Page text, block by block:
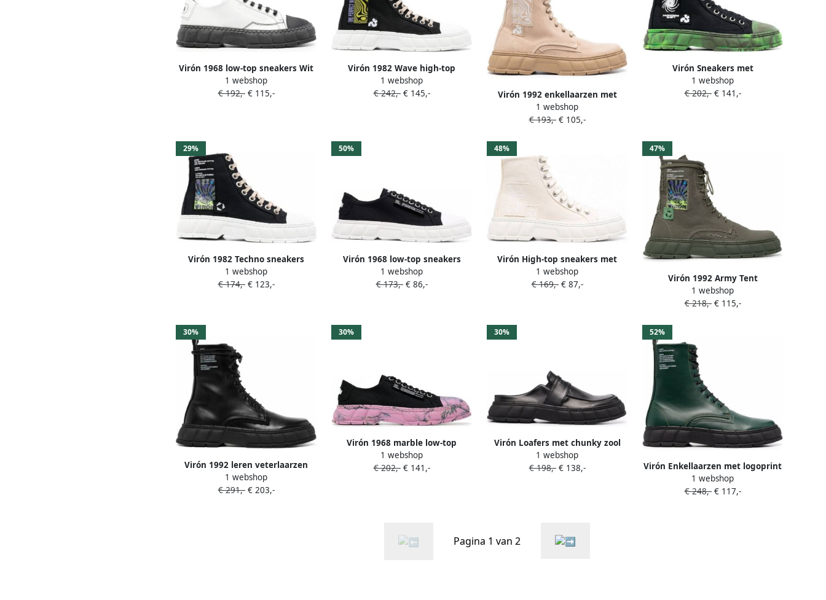
Virón 1968 low-top sneakers Wit
1 webshop
€ 192,-€ 115,-
Virón 1982 Wave high-top
sneakers Zwart
1 webshop
€ 242,-€ 145,-
Virón 1992 enkellaarzen met
veters Beige
1 webshop
€ 193,-€ 105,-
Virón Sneakers met
camouflageprint Zwart
1 webshop
€ 202,-€ 141,-
29%
Virón 1982 Techno sneakers
Zwart
1 webshop
€ 174,-€ 123,-
50%
Virón 1968 low-top sneakers
Zwart
1 webshop
€ 173,-€ 86,-
48%
Virón High-top sneakers met
patch Beige
1 webshop
€ 169,-€ 87,-
47%
Virón 1992 Army Tent
veterlaarzen Groen
1 webshop
€ 218,-€ 115,-
30%
Virón 1992 leren veterlaarzen
Zwart
1 webshop
€ 291,-€ 203,-
30%
Virón 1968 marble low-top
sneakers Zwart
1 webshop
€ 202,-€ 141,-
30%
Virón Loafers met chunky zool
Zwart
1 webshop
€ 198,-€ 138,-
52%
Virón Enkellaarzen met logoprint
Groen
1 webshop
€ 248,-€ 117,-
Pagina 1 van 2